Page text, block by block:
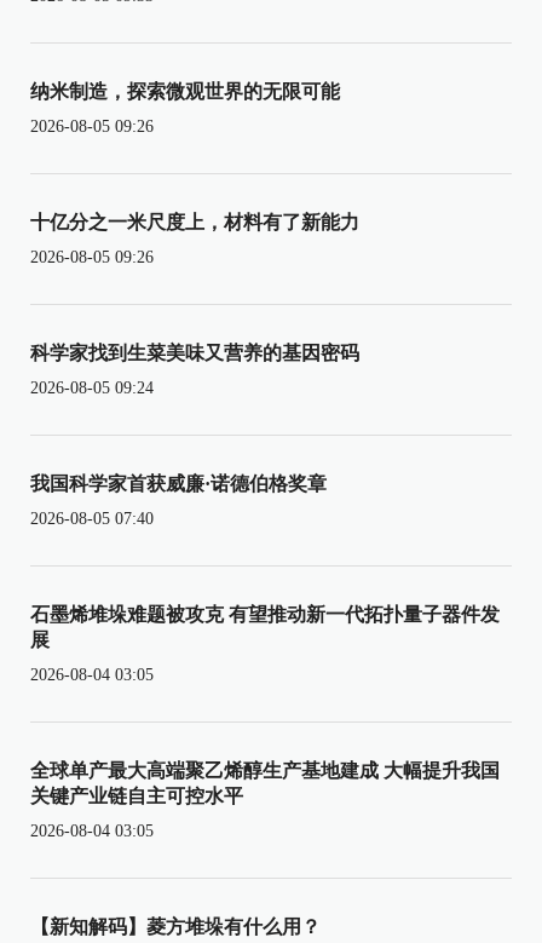
纳米制造，探索微观世界的无限可能
2026-08-05 09:26
十亿分之一米尺度上，材料有了新能力
2026-08-05 09:26
科学家找到生菜美味又营养的基因密码
2026-08-05 09:24
我国科学家首获威廉·诺德伯格奖章
2026-08-05 07:40
石墨烯堆垛难题被攻克 有望推动新一代拓扑量子器件发
展
2026-08-04 03:05
全球单产最大高端聚乙烯醇生产基地建成 大幅提升我国
关键产业链自主可控水平
2026-08-04 03:05
【新知解码】菱方堆垛有什么用？